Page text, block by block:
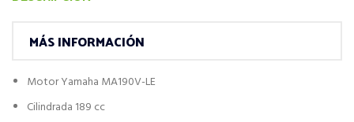
MÁS INFORMACIÓN
Motor Yamaha MA190V-LE
Cilindrada 189 cc